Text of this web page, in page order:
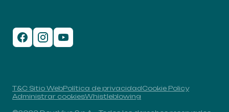
T&C Sitio WebPolítica de privacidadCookie Policy
Administrar cookiesWhistleblowing